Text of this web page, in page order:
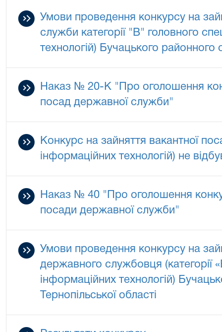
Умови проведення конкурсу на
служби категорії "В" головного
технологій) Бучацького районного
Наказ № 20-К "Про оголошення
посад державної служби"
Конкурс на зайняття вакантної
інформаційних технологій) не
Наказ № 40 "Про оголошення
посади державної служби"
Умови проведення конкурсу на
державного службовця (категорії
інформаційних технологій)
Тернопільської області